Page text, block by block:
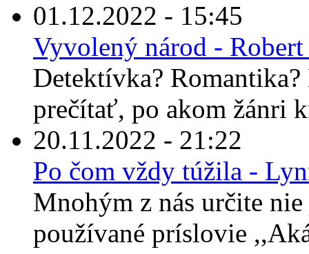
01.12.2022 - 15:45
Vyvolený národ -
Detektívka?
prečítať, po akom žánri
20.11.2022 - 21:22
Po čom vždy túžila -
Mnohým z nás určite nie
používané príslovie